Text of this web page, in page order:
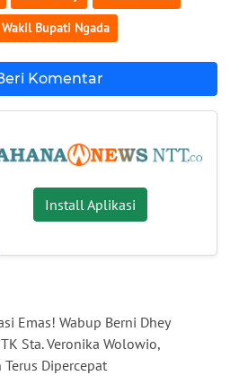
Wakil Bupati Ngada
Komentar
Install Aplikasi
Emas! Wabup Berni Dhey
Sta. Veronika Wolowio,
Dipercepat